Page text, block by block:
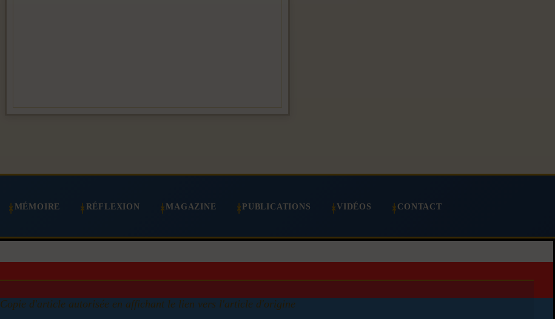
MÉMOIRE RÉFLEXION MAGAZINE PUBLICATIONS VIDÉOS CONTACT
Copie d'article autorisée en affichant le lien vers l'article d'origine